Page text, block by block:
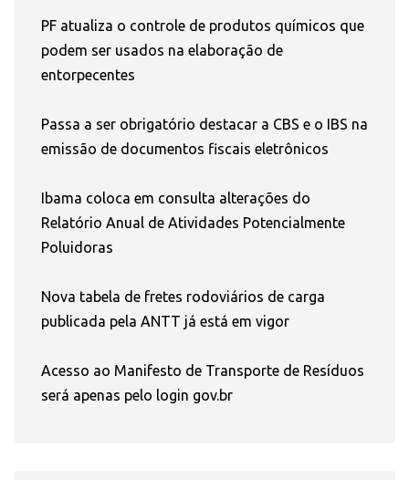
PF atualiza o controle de produtos químicos que
podem ser usados na elaboração de
entorpecentes
Passa a ser obrigatório destacar a CBS e o IBS na
emissão de documentos fiscais eletrônicos
Ibama coloca em consulta alterações do
Relatório Anual de Atividades Potencialmente
Poluidoras
Nova tabela de fretes rodoviários de carga
publicada pela ANTT já está em vigor
Acesso ao Manifesto de Transporte de Resíduos
será apenas pelo login gov.br